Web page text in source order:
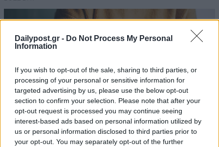
Dailypost.gr - Do Not Process My Personal
Information
If you wish to opt-out of the sale, sharing to third parties, or
processing of your personal or sensitive information for
targeted advertising by us, please use the below opt-out
section to confirm your selection. Please note that after your
opt-out request is processed you may continue seeing
interest-based ads based on personal information utilized by
us or personal information disclosed to third parties prior to
your opt-out. You may separately opt-out of the further